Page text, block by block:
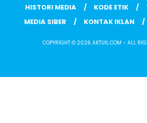
HISTORI MEDIA KODE ETIK
MEDIA SIBER
KONTAK IKLAN
COPYRIGHT © 2026 AKTUIL.COM - ALL